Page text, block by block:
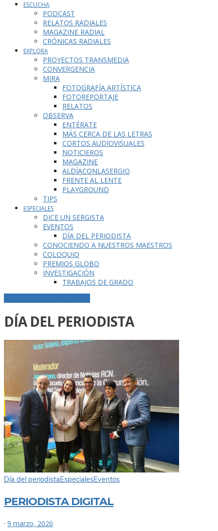
ESCUCHA
PODCAST
RELATOS RADIALES
MAGAZINE RADIAL
CRÓNICAS RADIALES
EXPLORA
PROYECTOS TRANSMEDIA
CONVERGENCIA
MIRA
FOTOGRAFÍA ARTÍSTICA
FOTOREPORTAJE
RELATOS
OBSERVA
ENTÉRATE
MÁS CERCA DE LAS LETRAS
CORTOS AUDIOVISUALES
NOTICIEROS
MAGAZINE
ALDÍACONLASERGIO
FRENTE AL LENTE
PLAYGROUND
TIPS
ESPECIALES
DICE UN SERGISTA
EVENTOS
DÍA DEL PERIODISTA
CONOCIENDO A NUESTROS MAESTROS
COLOQUIO
PREMIOS GLOBO
INVESTIGACIÓN
TRABAJOS DE GRADO
DÍA DEL PERIODISTA
Día del periodistaEspecialesEventos
PERIODISTA DIGITAL
· 9 marzo, 2020